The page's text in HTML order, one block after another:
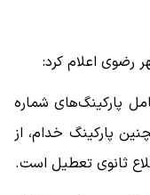
رضوی اعلام کرد:
پارکینگ‌های شماره
همچنین پارکینگ خدام، از